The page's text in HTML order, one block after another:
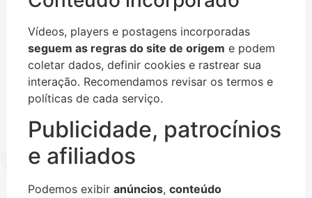
Vídeos, players e postagens incorporadas
seguem as regras do site de origem e podem
coletar dados, definir cookies e rastrear sua
interação. Recomendamos revisar os termos e
políticas de cada serviço.
Publicidade, patrocínios
e afiliados
Podemos exibir anúncios, conteúdo